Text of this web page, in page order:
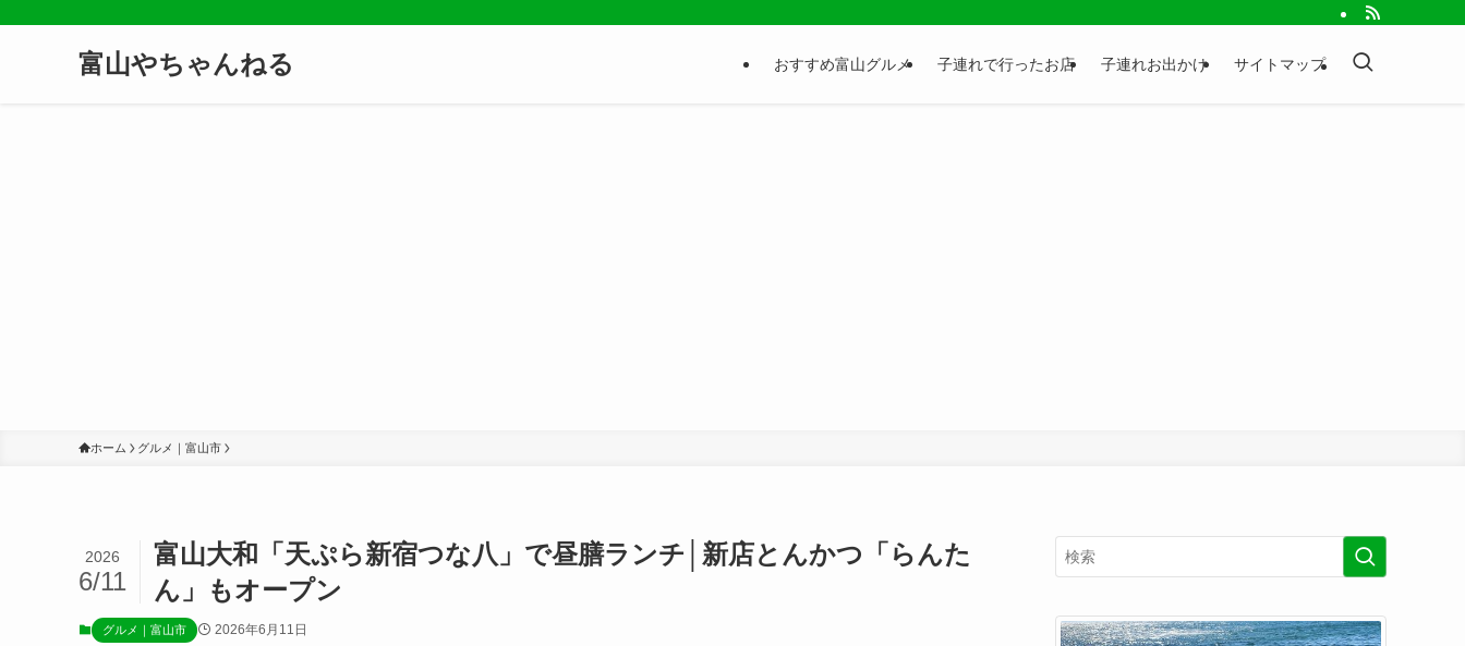
富山やちゃんねる おすすめ富山グルメ 子連れで行ったお店 子連れお出かけ サイトマップ
ホーム グルメ｜富山市
富山大和「天ぷら新宿つな八」で昼膳ランチ│新店とんかつ「らんた
ん」もオープン
2026
6/11
グルメ｜富山市 2026年6月11日